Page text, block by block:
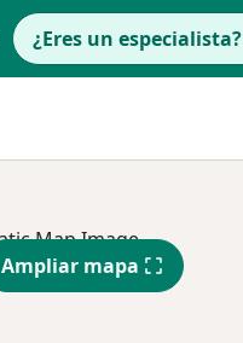
¿Eres un especialista?
Ampliar mapa